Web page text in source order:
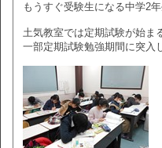
もうすぐ受験生になる中学2
土気教室では定期試験が始ま
一部定期試験勉強期間に突入